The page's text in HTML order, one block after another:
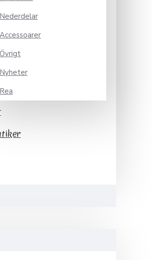
Nederdelar
Accessoarer
Övrigt
Nyheter
Rea